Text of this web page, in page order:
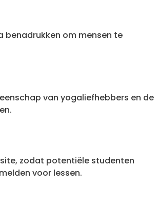
benadrukken om mensen te
van yogaliefhebbers en de
zodat potentiële studenten
voor lessen.